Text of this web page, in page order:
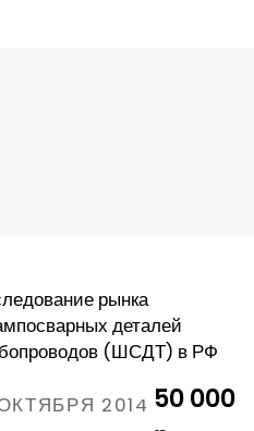
рынка
деталей
(ШСДТ) в РФ
2014 50 000